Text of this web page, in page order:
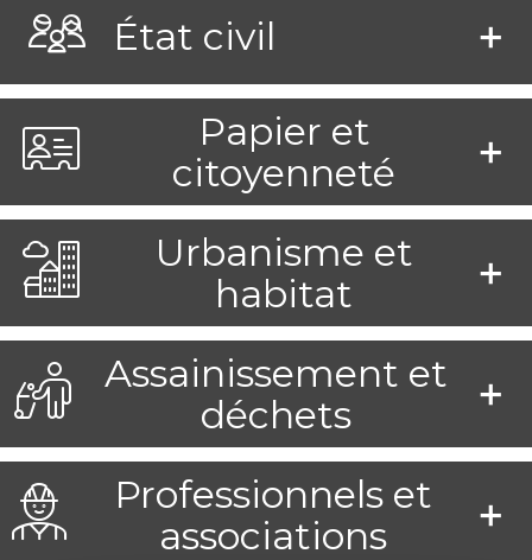
État civil
Papier et
citoyenneté
Urbanisme et
habitat
Assainissement et
déchets
Professionnels et
associations